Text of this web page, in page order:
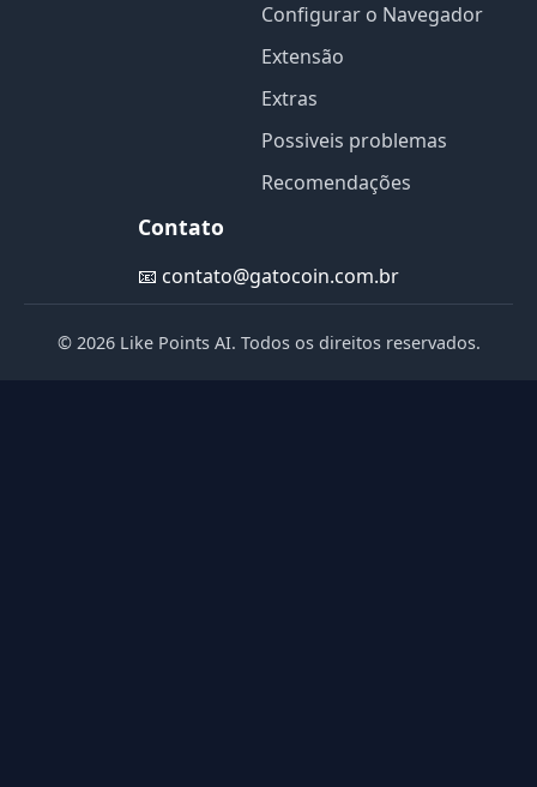
Configurar o Navegador
Extensão
Extras
Possiveis problemas
Recomendações
Contato
📧 contato@gatocoin.com.br
© 2026 Like Points AI. Todos os direitos reservados.